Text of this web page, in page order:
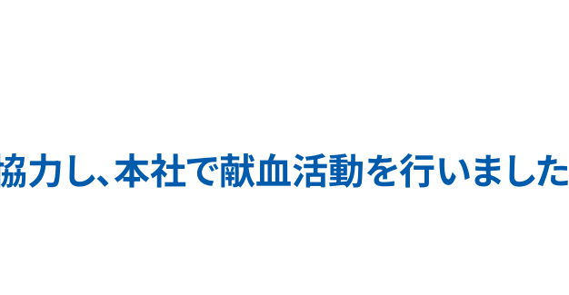
し、本社で献血活動を行いました